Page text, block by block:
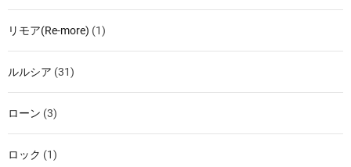
リモア(Re-more) (1)
ルルシア (31)
ローン (3)
ロック (1)